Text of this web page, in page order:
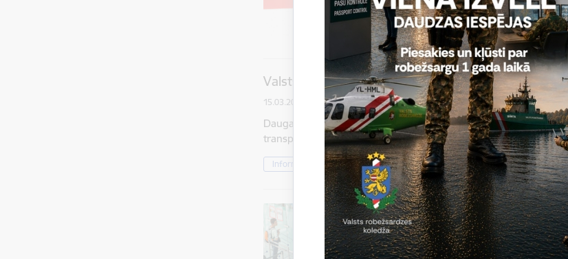
Sanāksmē Valsts
Informācija presei
Valsts robežsardze aicina iedzīvotājus būt
15.03.2023.
Daugavpilī vairākās daudzdzīvokļu dzīvojamo māju kāpņu telpās
transportlīdzekļu vadītājiem. Vienlaikus tas ir aicinājums
Informācija presei
Būtiski pilnveido
noziegumu un
08.03.2023.